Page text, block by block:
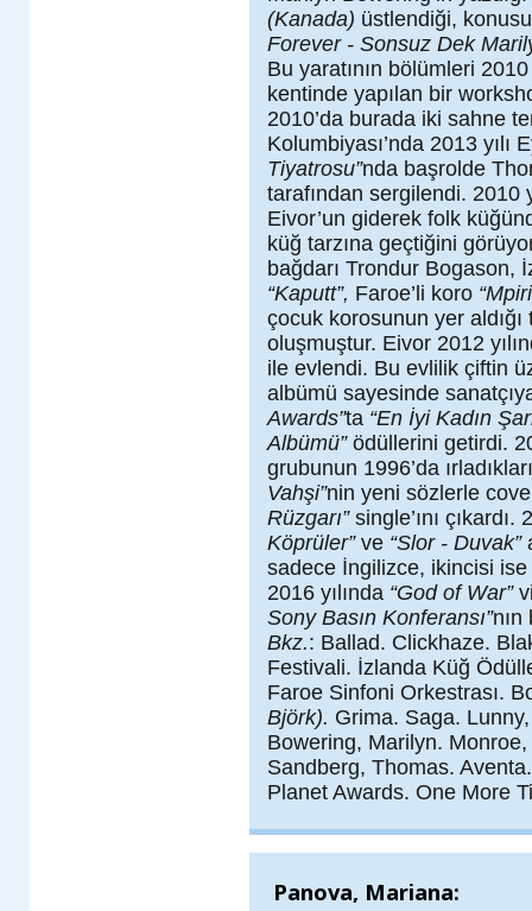
(Kanada) üstlendiği,
Forever - Sonsuz Dek
Bu yaratının bölümleri
kentinde yapılan bir
2010’da burada iki sahne
Kolumbiyası’nda 2013 yılı
Tiyatrosu”nda başrolde
tarafından sergilendi. 2010
Eivor’un giderek folk
küğ tarzına geçtiğini
bağdarı Trondur Bogason,
“Kaputt”, Faroe’li koro
çocuk korosunun yer
oluşmuştur. Eivor 2012
ile evlendi. Bu evlilik çiftin
albümü sayesinde
Awards”ta “En İyi Kadın
Albümü” ödüllerini getirdi.
grubunun 1996’da
Vahşi”nin yeni sözlerle
Rüzgarı”single’ını
Köprüler”ve “Slor - Duvak”
sadece İngilizce, ikincisi
2016 yılında “God of War”
Sony Basın Konferansı”nın
Bkz.: Ballad. Clickhaze.
Festivali. İzlanda Küğ
Faroe Sinfoni Orkestrası.
Björk). Grima. Saga.
Bowering, Marilyn.
Sandberg, Thomas.
Planet Awards. One More
Panova, Mariana: